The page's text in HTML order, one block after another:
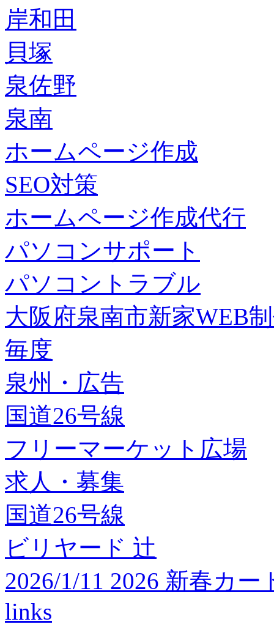
岸和田
貝塚
泉佐野
泉南
ホームページ作成
SEO対策
ホームページ作成代行
パソコンサポート
パソコントラブル
大阪府泉南市新家WEB
毎度
泉州・広告
国道26号線
フリーマーケット広場
求人・募集
国道26号線
ビリヤード 辻
2026/1/11 2026 新春カ
links